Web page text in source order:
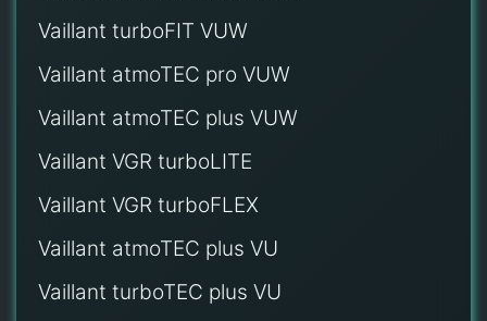
Vaillant turboFIT VUW
Vaillant atmoTEC pro VUW
Vaillant atmoTEC plus VUW
Vaillant VGR turboLITE
Vaillant VGR turboFLEX
Vaillant atmoTEC plus VU
Vaillant turboTEC plus VU